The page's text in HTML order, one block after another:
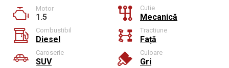
Motor
1.5
Cutie
Mecanică
Combustibil
Diesel
Tractiune
Față
Caroserie
SUV
Culoare
Gri